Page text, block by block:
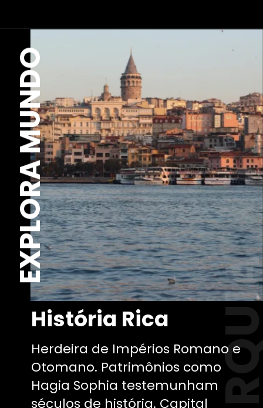
História Rica
Herdeira de Impérios Romano e
Otomano. Patrimônios como
Hagia Sophia testemunham
séculos de história. Capital
EXPLORA MUNDO